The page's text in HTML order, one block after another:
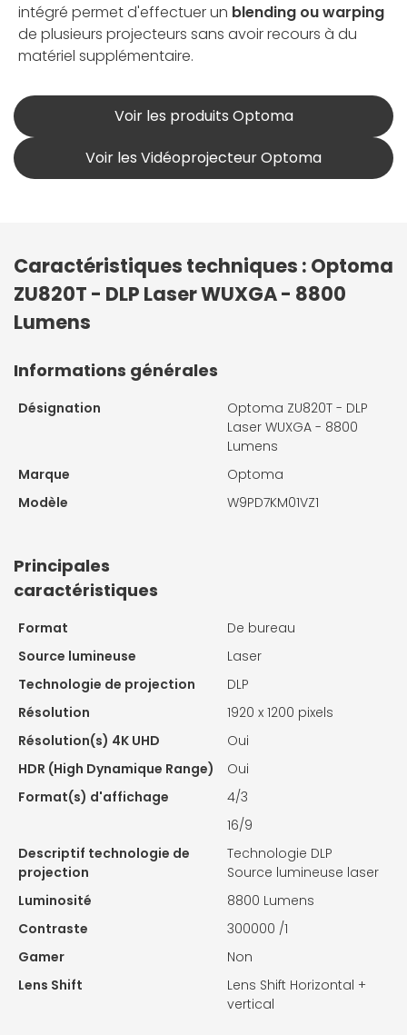
intégré permet d'effectuer un blending ou warping
de plusieurs projecteurs sans avoir recours à du
matériel supplémentaire.
Voir les produits Optoma
Voir les Vidéoprojecteur Optoma
Caractéristiques techniques : Optoma
ZU820T - DLP Laser WUXGA - 8800
Lumens
Informations générales
Désignation
Optoma ZU820T - DLP
Laser WUXGA - 8800
Lumens
Marque
Optoma
Modèle
W9PD7KM01VZ1
Principales
caractéristiques
Format
De bureau
Source lumineuse
Laser
Technologie de projection
DLP
Résolution
1920 x 1200 pixels
Résolution(s) 4K UHD
Oui
HDR (High Dynamique Range)
Oui
Format(s) d'affichage
4/3
16/9
Descriptif technologie de
projection
Technologie DLP
Source lumineuse laser
Luminosité
8800 Lumens
Contraste
300000 /1
Gamer
Non
Lens Shift
Lens Shift Horizontal +
vertical